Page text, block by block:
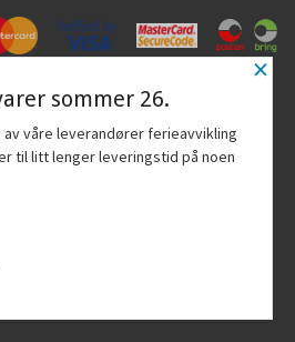
bruker cookies slik at du
kjøpsopplevelse og vi kan
service. Vi bruker cookies
til å lagre
og huske hva du
by
×
sommer 26.
våre leverandører ferieavvikling
til litt lenger leveringstid på noen